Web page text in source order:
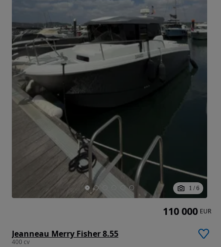
1 / 6
Jeanneau Merry Fisher 8.55
400 cv
110 000 EUR